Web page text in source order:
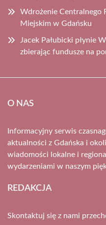
Wdrożenie Centralnego
Miejskim w Gdańsku
Jacek Pałubicki płynie
zbierając fundusze na
O NAS
Informacyjny serwis
aktualności z Gdańska i
wiadomości lokalne i
wydarzeniami w naszym
REDAKCJA
Skontaktuj się z nami